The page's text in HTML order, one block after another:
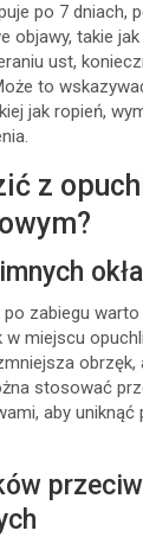
po 7 dniach,
objawy, takie
ust,
to
jak ropień,
z
zabiegu warto
w miejscu
stosować
aby uniknąć